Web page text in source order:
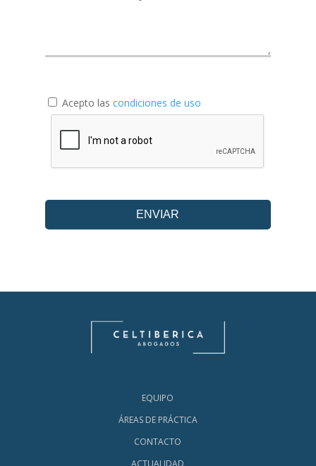
Acepto las condiciones de uso
EQUIPO
ÁREAS DE PRÁCTICA
CONTACTO